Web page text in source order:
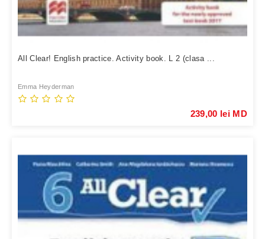
All Clear! English practice. Activity book. L 2 (clasa ...
Emma Heyderman
239,00 lei MD